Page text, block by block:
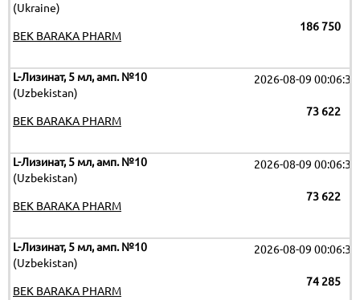
(Ukraine)
186 750
BEK BARAKA PHARM
L-Лизинат, 5 мл, амп. №10
(Uzbekistan)
2026-08-09 00:06:32
73 622
BEK BARAKA PHARM
L-Лизинат, 5 мл, амп. №10
(Uzbekistan)
2026-08-09 00:06:32
73 622
BEK BARAKA PHARM
L-Лизинат, 5 мл, амп. №10
(Uzbekistan)
2026-08-09 00:06:32
74 285
BEK BARAKA PHARM